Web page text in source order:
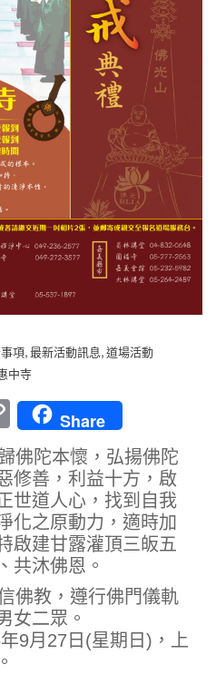
項,最新活動訊息,道場活動
中寺
C
o
p
y
Li
n
k
Share
陀本懷，弘揚佛陀
修善，利益十方，啟
世道人心，找到自我
化之原動力，適時加
啟建甘露灌頂三皈五
共沐佛恩。
教，遵行佛門儀軌
女二眾。
月27日(星期日)，上